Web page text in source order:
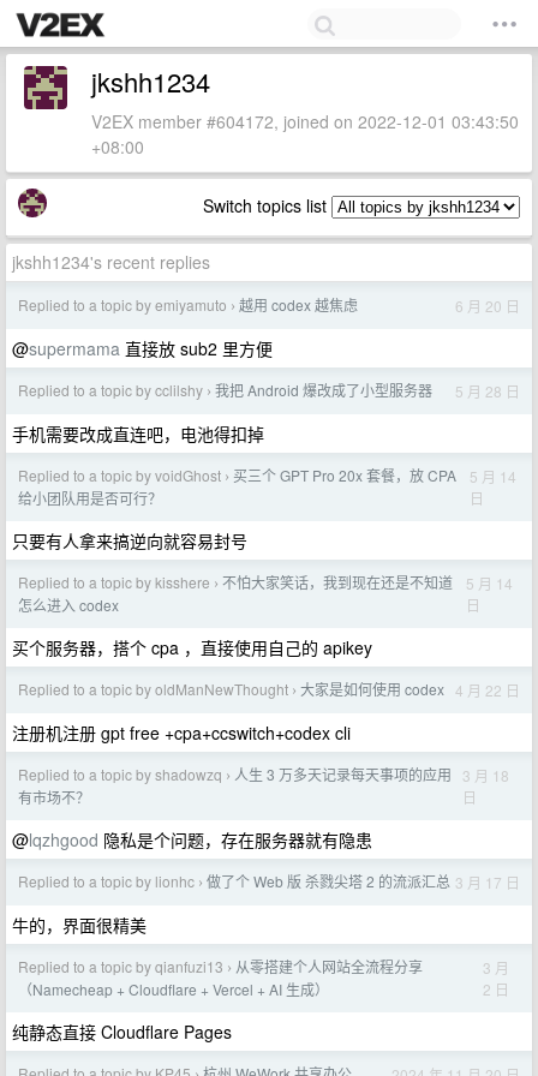
jkshh1234
V2EX member #604172, joined on 2022-12-01 03:43:50
+08:00
Switch topics list
jkshh1234's recent replies
Replied to a topic by emiyamuto › 越用 codex 越焦虑 6 月 20 日
@supermama 直接放 sub2 里方便
Replied to a topic by cclilshy › 我把 Android 爆改成了小型服务器 5 月 28 日
手机需要改成直连吧，电池得扣掉
Replied to a topic by voidGhost › 买三个 GPT Pro 20x 套餐，放 CPA
给小团队用是否可行？
5 月 14
日
只要有人拿来搞逆向就容易封号
Replied to a topic by kisshere › 不怕大家笑话，我到现在还是不知道
怎么进入 codex
5 月 14
日
买个服务器，搭个 cpa ，直接使用自己的 apikey
Replied to a topic by oldManNewThought › 大家是如何使用 codex 4 月 22 日
注册机注册 gpt free +cpa+ccswitch+codex cli
Replied to a topic by shadowzq › 人生 3 万多天记录每天事项的应用
有市场不？
3 月 18
日
@lqzhgood 隐私是个问题，存在服务器就有隐患
Replied to a topic by lionhc › 做了个 Web 版 杀戮尖塔 2 的流派汇总 3 月 17 日
牛的，界面很精美
Replied to a topic by qianfuzi13 › 从零搭建个人网站全流程分享
（Namecheap + Cloudflare + Vercel + AI 生成）
3 月
2 日
纯静态直接 Cloudflare Pages